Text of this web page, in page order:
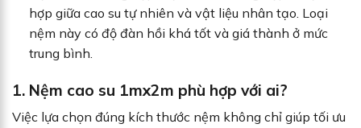
hợp giữa cao su tự nhiên và vật liệu nhân tạo. Loại
nệm này có độ đàn hồi khá tốt và giá thành ở mức
trung bình.
1. Nệm cao su 1mx2m phù hợp với ai?
Việc lựa chọn đúng kích thước nệm không chỉ giúp tối ưu